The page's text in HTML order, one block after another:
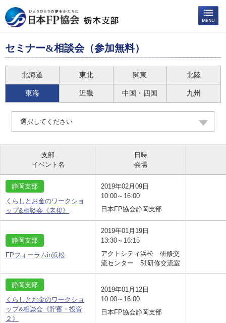
セミナー&相談会（参加無料）
北海道 東北 関東 北陸
東海 近畿 中国・四国 九州
選択してください
支部
イベント名
日時
会場
静岡支部
くらしとお金のワークショ
ップ&相談会《老後》
2019年02月09日
10:00～16:00
日本FP協会静岡支部
静岡支部
FPフォーラムin浜松
2019年01月19日
13:30～16:15
アクトシティ浜松 研修交
流センター 51研修交流室
静岡支部
くらしとお金のワークショ
ップ&相談会《貯蓄・投資
２》
2019年01月12日
10:00～16:00
日本FP協会静岡支部